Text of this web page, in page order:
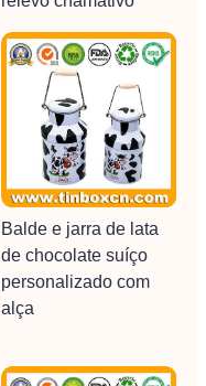
Balde e jarra de lata
de chocolate suíço
personalizado com
alça